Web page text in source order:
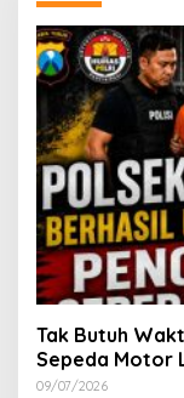
Tak Butuh
Sepeda Motor
Lenteng di
09/07/2026